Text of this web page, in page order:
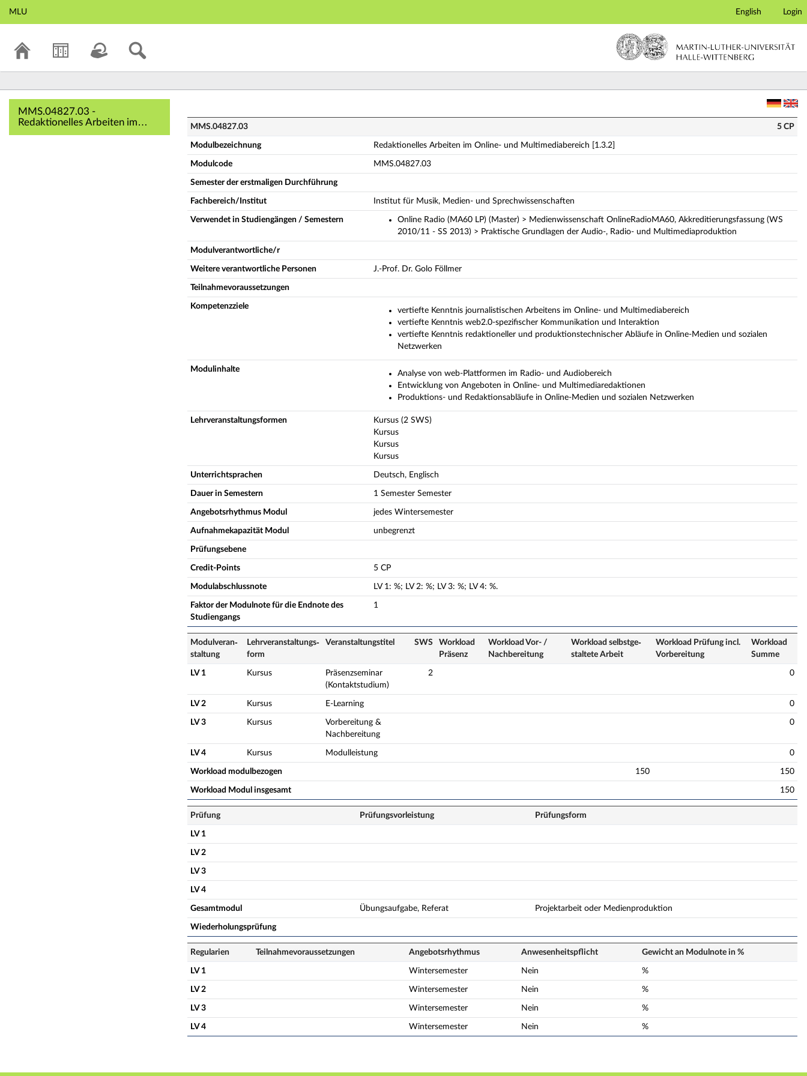
Hauptnavigation
MLU English Login
MMS.04827.03 -
Redaktionelles Arbeiten im
Online- und Multimediabereich
MMS.04827.03 5 CP
Modulbezeichnung Redaktionelles Arbeiten im Online- und Multimediabereich [1.3.2]
Modulcode MMS.04827.03
Semester der erstmaligen Durchführung
Fachbereich/Institut Institut für Musik, Medien- und Sprechwissenschaften
Verwendet in Studiengängen / Semestern
Online Radio (MA60 LP) (Master) > Medienwissenschaft OnlineRadioMA60, Akkreditierungsfassung (WS
2010/11 - SS 2013) > Praktische Grundlagen der Audio-, Radio- und Multimediaproduktion
Modulverantwortliche/r
Weitere verantwortliche Personen J.-Prof. Dr. Golo Föllmer
Teilnahmevoraussetzungen
Kompetenzziele
vertiefte Kenntnis journalistischen Arbeitens im Online- und Multimediabereich
vertiefte Kenntnis web2.0-spezifischer Kommunikation und Interaktion
vertiefte Kenntnis redaktioneller und produktionstechnischer Abläufe in Online-Medien und sozialen
Netzwerken
Modulinhalte
Analyse von web-Plattformen im Radio- und Audiobereich
Entwicklung von Angeboten in Online- und Multimediaredaktionen
Produktions- und Redaktionsabläufe in Online-Medien und sozialen Netzwerken
Lehrveranstaltungsformen
Kursus (2 SWS)
Kursus
Kursus
Kursus
Unterrichtsprachen Deutsch, Englisch
Dauer in Semestern 1 Semester Semester
Angebotsrhythmus Modul jedes Wintersemester
Aufnahmekapazität Modul unbegrenzt
Prüfungsebene
Credit-Points 5 CP
Modulabschlussnote LV 1: %; LV 2: %; LV 3: %; LV 4: %.
Faktor der Modulnote für die Endnote des
Studiengangs
1
Modulveran­
staltung
Lehrveranstaltungs­
form
Veranstaltungs­titel SWS
Workload
Präsenz
Workload Vor- /
Nach­bereitung
Workload selbstge­
staltete Arbeit
Workload Prüfung incl.
Vorbereitung
Workload
Summe
LV 1 Kursus
Präsenzseminar
(Kontaktstudium)
2 0
LV 2 Kursus E-Learning 0
LV 3 Kursus
Vorbereitung &
Nachbereitung
0
LV 4 Kursus Modulleistung 0
Workload modulbezogen 150 150
Workload Modul insgesamt 150
Prüfung Prüfungsvorleistung Prüfungsform
LV 1
LV 2
LV 3
LV 4
Gesamtmodul Übungsaufgabe, Referat Projektarbeit oder Medienproduktion
Wiederholungsprüfung
Regularien Teilnahme­voraussetzungen Angebots­rhythmus Anwesenheits­pflicht Gewicht an Modulnote in %
LV 1 Wintersemester Nein %
LV 2 Wintersemester Nein %
LV 3 Wintersemester Nein %
LV 4 Wintersemester Nein %